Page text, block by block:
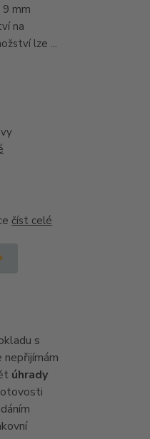
9 mm
na
lze ...
číst celé
s
úhrady